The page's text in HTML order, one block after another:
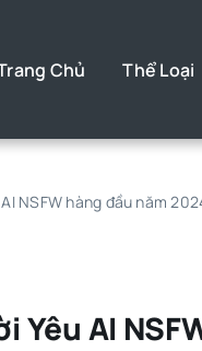
Chủ Thể Loại
NSFW hàng đầu năm
Yêu AI